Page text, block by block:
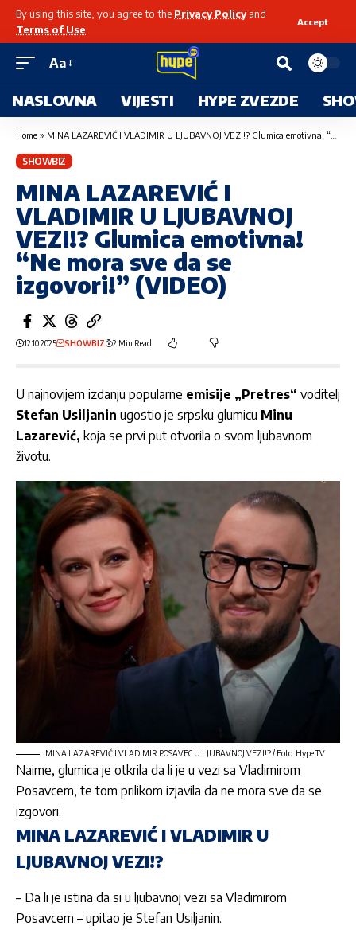
By using this site, you agree to the Privacy Policyand
Terms of Use
Accept
Aa
NASLOVNA VIJESTI HYPE ZVEZDE
Home » MINA LAZAREVIĆ I VLADIMIR U LJUBAVNOJ VEZI!? Glumica emotivna! “Ne mora sve da se izgovori!” (VIDEO)
SHOWBIZ
MINA LAZAREVIĆ I
VLADIMIR U LJUBAVNOJ
VEZI!? Glumica emotivna!
“Ne mora sve da se
izgovori!” (VIDEO)
12.10.2025 SHOWBIZ 2 Min Read
U najnovijem izdanju popularne emisije „Pretres“ voditelj
Stefan Usiljanin ugostio je srpsku glumicu Minu
Lazarević, koja se prvi put otvorila o svom ljubavnom
životu.
MINA LAZAREVIĆ I VLADIMIR POSAVEC U LJUBAVNOJ VEZI!? / Foto: Hype TV
Naime, glumica je otkrila da li je u vezi sa Vladimirom
Posavcem, te tom prilikom izjavila da ne mora sve da se
izgovori.
MINA LAZAREVIĆ I VLADIMIR U
LJUBAVNOJ VEZI!?
– Da li je istina da si u ljubavnoj vezi sa Vladimirom
Posavcem – upitao je Stefan Usiljanin.